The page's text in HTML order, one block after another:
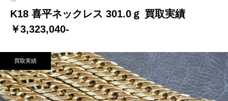
K18 喜平ネックレス 301.0ｇ 買取実績
￥3,323,040-
買取実績